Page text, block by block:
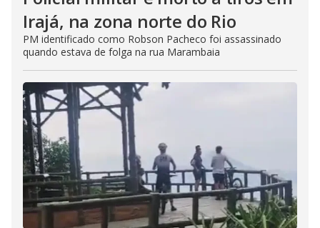
Irajá, na zona norte do Rio
PM identificado como Robson Pacheco foi assassinado
quando estava de folga na rua Marambaia